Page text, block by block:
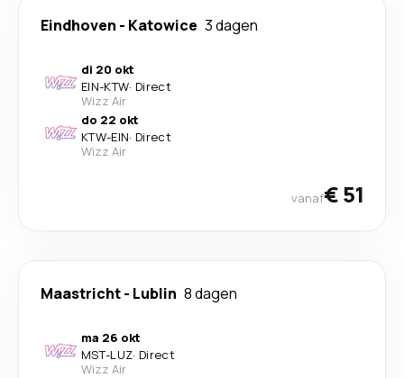
Eindhoven - Katowice 3 dagen
di 20 okt
EIN-KTW· Direct
Wizz Air
do 22 okt
KTW-EIN· Direct
Wizz Air
vanaf€ 51
Maastricht- Lublin 8 dagen
ma 26 okt
MST-LUZ· Direct
Wizz Air